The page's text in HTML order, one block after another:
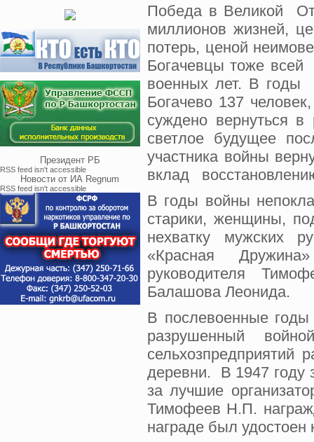
Президент РБ
RSS feed isn't accessible
Новости от ИА Regnum
RSS feed isn't accessible
Победа в Великой
миллионов жизней,
потерь, ценой
Богачевцы тоже всей
военных лет. В годы
Богачево 137
суждено вернуться
светлое будущее
участника войны
вклад
В годы войны
старики, женщины,
нехватку мужских
«Красная
руководителя
Балашова Леонида.
В послевоенные
разрушенный
сельхозпредприятий
деревни. В 1947 году
за лучшие
Тимофеев Н.П.
награде был